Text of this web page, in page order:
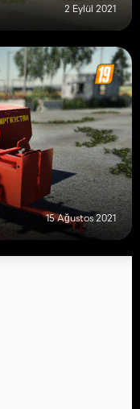
2 Eylül 2021
15 Ağustos 2021